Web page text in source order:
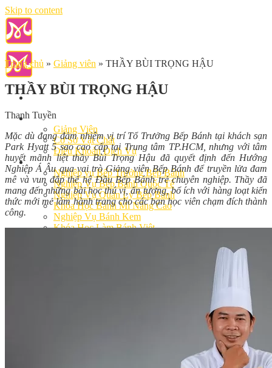
Skip to content
Giới Thiệu
Giảng Viên
Cơ Sở Vật Chất
Điều Khoản Dịch Vụ
Học Làm Bánh
Nghiệp vụ Bếp Trưởng Bếp Bánh
Nghiệp Vụ Bếp Bánh Quốc Tế
Nghiệp Vụ Quản Lý Bếp Bánh
Khóa Học Bánh Mì Nâng Cao
Nghiệp Vụ Bánh Kem
Khóa Học Làm Bánh Việt
Trang chủ » Giảng viên » THẦY BÙI TRỌNG HẬU
THẦY BÙI TRỌNG HẬU
Thanh Tuyền
Mặc dù đang đảm nhiệm vị trí Tổ Trưởng Bếp Bánh tại khách sạn
Park Hyatt 5 sao cao cấp tại Trung tâm TP.HCM, nhưng với tâm
huyết mãnh liệt thầy Bùi Trọng Hậu đã quyết định đến Hướng
Nghiệp Á Âu qua vai trò Giảng viên Bếp Bánh để truyền lửa đam
mê và vun đắp thế hệ Đầu Bếp Bánh trẻ chuyên nghiệp. Thầy đã
mang đến những bài học thú vị, ấn tượng, bổ ích với hàng loạt kiến
thức mới mẻ làm hành trang cho các bạn học viên chạm đích thành
công.